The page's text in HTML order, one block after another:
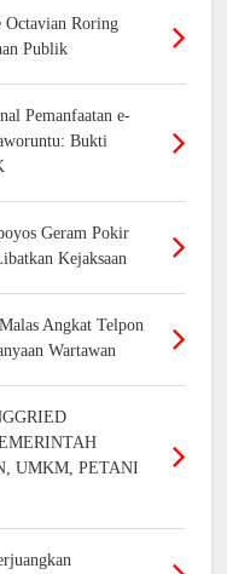
Octavian Roring
Publik
Pemanfaatan e-
Bukti
Geram Pokir
Kejaksaan
Angkat Telpon
Wartawan
UMKM, PETANI